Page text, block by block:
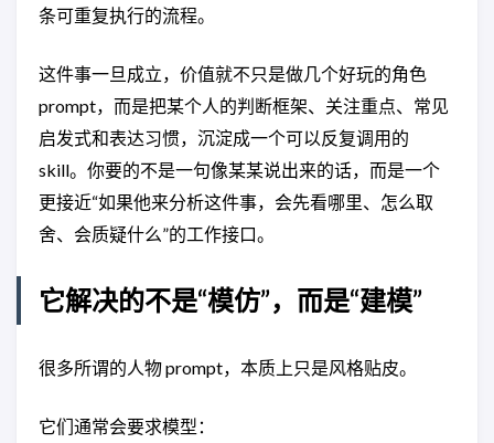
条可重复执行的流程。
这件事一旦成立，价值就不只是做几个好玩的角色
prompt，而是把某个人的判断框架、关注重点、常见
启发式和表达习惯，沉淀成一个可以反复调用的
skill。你要的不是一句像某某说出来的话，而是一个
更接近“如果他来分析这件事，会先看哪里、怎么取
舍、会质疑什么”的工作接口。
它解决的不是“模仿”，而是“建模”
很多所谓的人物 prompt，本质上只是风格贴皮。
它们通常会要求模型：